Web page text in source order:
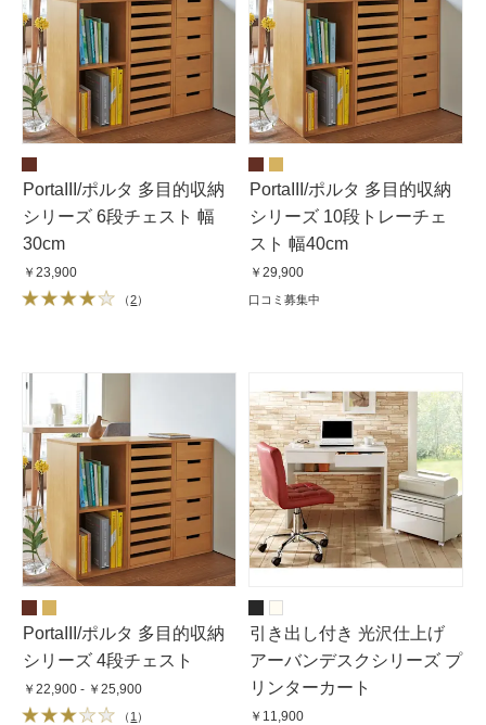
PortaIII/ポルタ 多目的収納
シリーズ 6段チェスト 幅
30cm
￥23,900
（2）
PortaIII/ポルタ 多目的収納
シリーズ 10段トレーチェ
スト 幅40cm
￥29,900
口コミ募集中
PortaIII/ポルタ 多目的収納
シリーズ 4段チェスト
￥22,900 - ￥25,900
（ 1 ）
引き出し付き 光沢仕上げ
アーバンデスクシリーズ プ
リンターカート
￥11,900